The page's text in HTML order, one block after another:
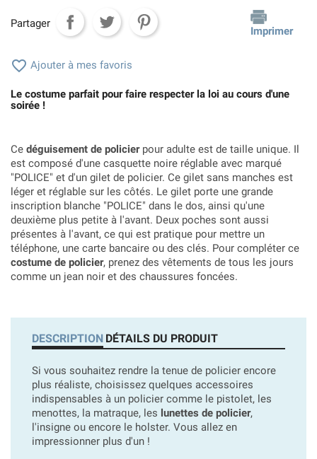
Partager
Imprimer
 Ajouter à mes favoris
Le costume parfait pour faire respecter la loi au cours d'une
soirée !
Ce déguisement de policier pour adulte est de taille unique. Il
est composé d'une casquette noire réglable avec marqué
"POLICE" et d'un gilet de policier. Ce gilet sans manches est
léger et réglable sur les côtés. Le gilet porte une grande
inscription blanche "POLICE" dans le dos, ainsi qu'une
deuxième plus petite à l'avant. Deux poches sont aussi
présentes à l'avant, ce qui est pratique pour mettre un
téléphone, une carte bancaire ou des clés. Pour compléter ce
costume de policier, prenez des vêtements de tous les jours
comme un jean noir et des chaussures foncées.
DESCRIPTION DÉTAILS DU PRODUIT
Si vous souhaitez rendre la tenue de policier encore
plus réaliste, choisissez quelques accessoires
indispensables à un policier comme le pistolet, les
menottes, la matraque, les lunettes de policier,
l'insigne ou encore le holster. Vous allez en
impressionner plus d'un !